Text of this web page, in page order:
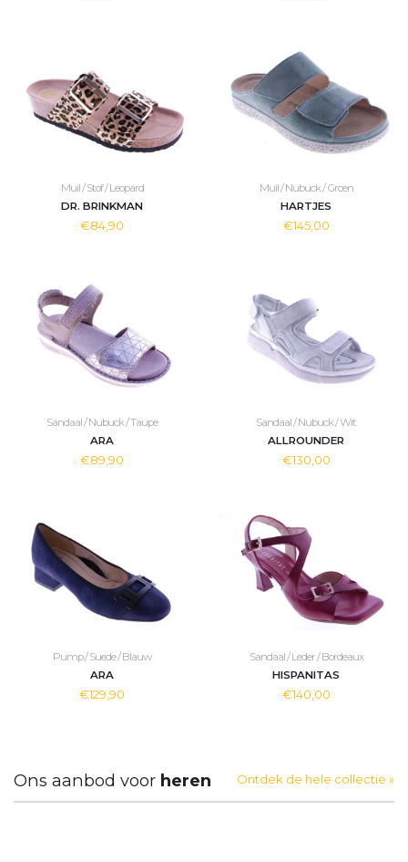
Muil / Stof / Leopard
DR. BRINKMAN
€84,90
Muil / Nubuck / Groen
HARTJES
€145,00
Sandaal / Nubuck / Taupe
ARA
€89,90
Sandaal / Nubuck / Wit
ALLROUNDER
€130,00
Pump / Suede / Blauw
ARA
€129,90
Sandaal / Leder / Bordeaux
HISPANITAS
€140,00
Ons aanbod voor heren Ontdek de hele collectie »